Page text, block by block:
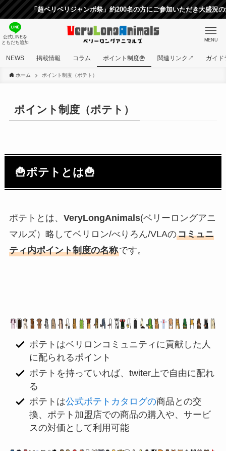
「超ベリベリジャンボ祭」約200名の方にご参加いただき大盛況の
公式LINEを
ともだち追加
MENU
NEWS 掲載情報 コラム ポイント制度🍟 関連リンク↗ ガイド
ホーム ポイント制度（ポテト）
ポイント制度（ポテト）
🍟ポテトとは🍟
ポテトとは、 VeryLongAnimals(ベリーロングアニ
マルズ）略してベリロン/べりろん/VLAのコミュニ
ティ内ポイント制度の名称です。
ポテトはベリロンコミュニティに貢献した人
に配られるポイント
ポテトを持っていれば、twiter上で自由に配れ
る
ポテトは公式ポテトカタログの商品との交
換、ポテト加盟店での商品の購入や、サービ
スの対価として利用可能